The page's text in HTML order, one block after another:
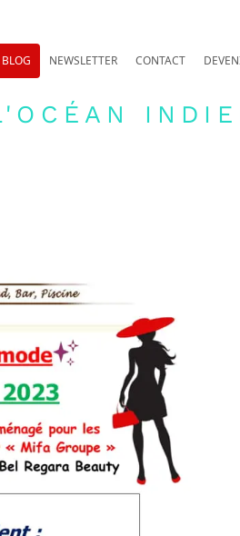
BLOG NEWSLETTER CONTACT